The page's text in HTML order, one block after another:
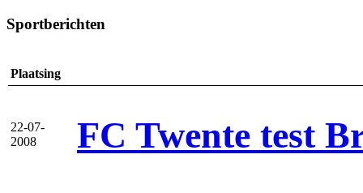
Sportberichten
Plaatsing
22-07-
2008
FC Twente test